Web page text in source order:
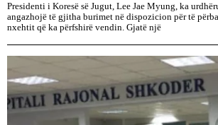
Presidenti i Koresë së Jugut, Lee Jae Myung, ka
angazhojë të gjitha burimet në dispozicion për të
nxehtit që ka përfshirë vendin. Gjatë një